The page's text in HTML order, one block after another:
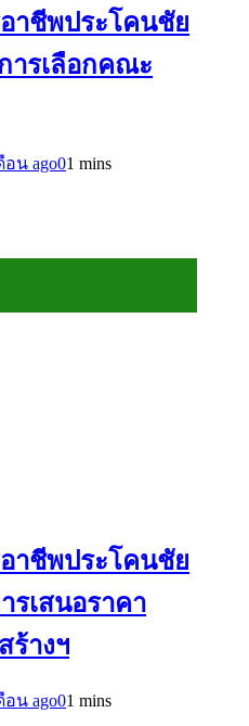
าชีพประโคนชัย
ารเลือกคณะ
อน ago01 mins
าชีพประโคนชัย
รเสนอราคา
ร้างฯ
อน ago01 mins